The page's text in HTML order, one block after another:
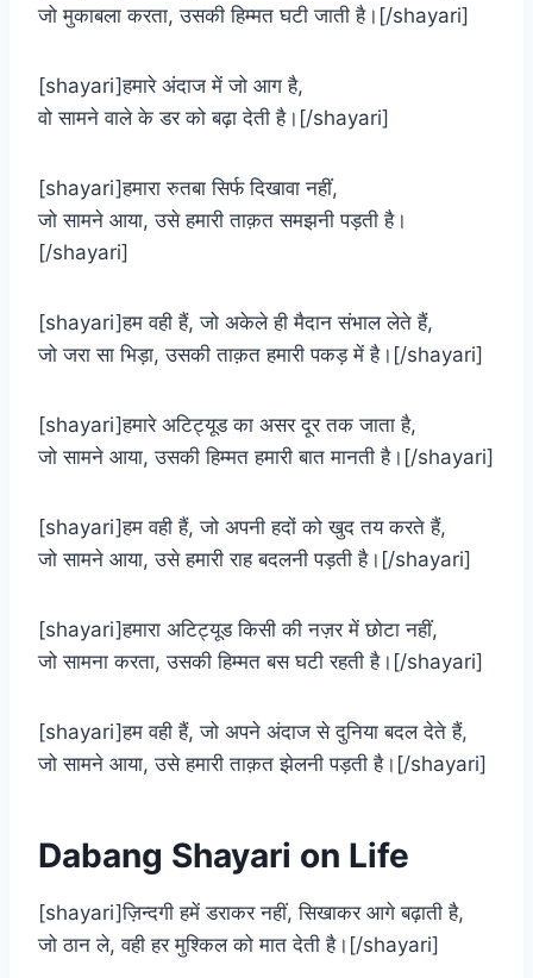
जो मुकाबला करता, उसकी हिम्मत घटी जाती है।[/shayari]
[shayari]हमारे अंदाज में जो आग है,
वो सामने वाले के डर को बढ़ा देती है।[/shayari]
[shayari]हमारा रुतबा सिर्फ दिखावा नहीं,
जो सामने आया, उसे हमारी ताक़त समझनी पड़ती है।
[/shayari]
[shayari]हम वही हैं, जो अकेले ही मैदान संभाल लेते हैं,
जो जरा सा भिड़ा, उसकी ताक़त हमारी पकड़ में है।[/shayari]
[shayari]हमारे अटिट्यूड का असर दूर तक जाता है,
जो सामने आया, उसकी हिम्मत हमारी बात मानती है।[/shayari]
[shayari]हम वही हैं, जो अपनी हदों को खुद तय करते हैं,
जो सामने आया, उसे हमारी राह बदलनी पड़ती है।[/shayari]
[shayari]हमारा अटिट्यूड किसी की नज़र में छोटा नहीं,
जो सामना करता, उसकी हिम्मत बस घटी रहती है।[/shayari]
[shayari]हम वही हैं, जो अपने अंदाज से दुनिया बदल देते हैं,
जो सामने आया, उसे हमारी ताक़त झेलनी पड़ती है।[/shayari]
Dabang Shayari on Life
[shayari]ज़िन्दगी हमें डराकर नहीं, सिखाकर आगे बढ़ाती है,
जो ठान ले, वही हर मुश्किल को मात देती है।[/shayari]